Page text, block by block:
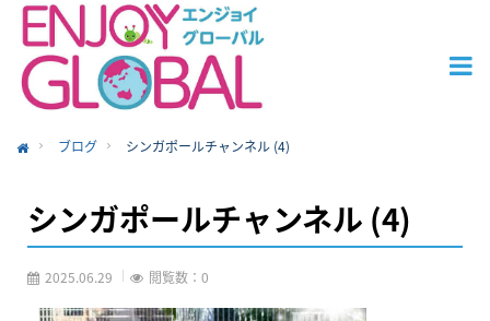
ブログ シンガポールチャンネル (4)
シンガポールチャンネル (4)
2025.06.29 閲覧数：0